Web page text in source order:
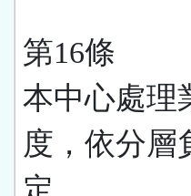
第16條
本中心處理
度，依分層